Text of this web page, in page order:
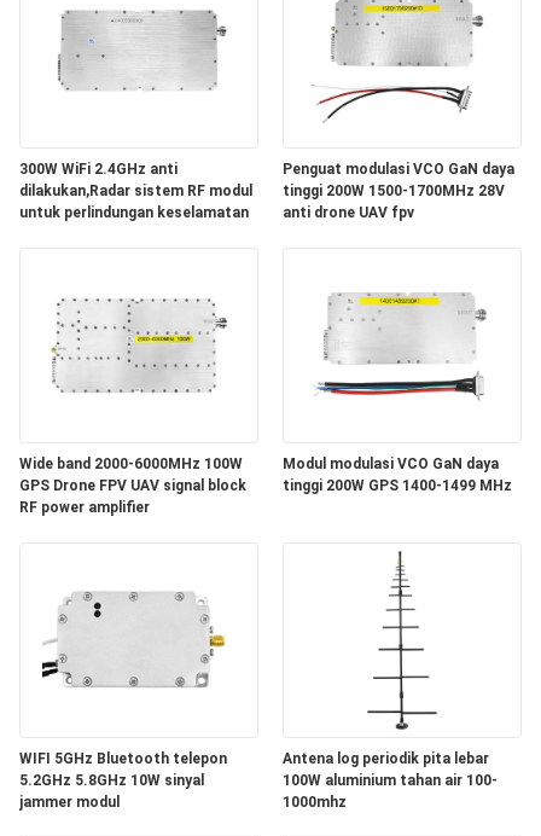
PENAWARAN
SITEMAP
PRIVACY
POLICY
300W WiFi 2.4GHz anti
dilakukan,Radar sistem RF modul
untuk perlindungan keselamatan
Penguat modulasi VCO GaN daya
tinggi 200W 1500-1700MHz 28V
anti drone UAV fpv
Wide band 2000-6000MHz 100W
GPS Drone FPV UAV signal block
RF power amplifier
Modul modulasi VCO GaN daya
tinggi 200W GPS 1400-1499 MHz
WIFI 5GHz Bluetooth telepon
5.2GHz 5.8GHz 10W sinyal
jammer modul
Antena log periodik pita lebar
100W aluminium tahan air 100-
1000mhz